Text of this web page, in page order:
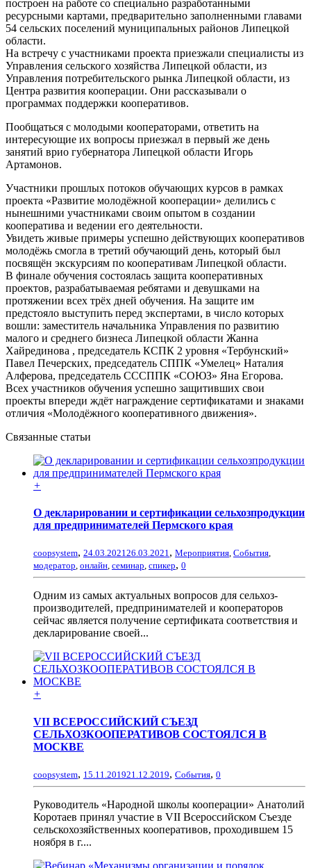
построен на работе со специально разработанными
ресурсными картами, предварительно заполненными главами
54 сельских поселений муниципальных районов Липецкой
области.
На встречу с участниками проекта приезжали специалисты из
Управления сельского хозяйства Липецкой области, из
Управления потребительского рынка Липецкой области, из
Центра развития кооперации. Они рассказывали о
программах поддержки кооперативов.
Пообщаться с молодыми кооператорами, ответить на
интересующие их вопросы приезжал в первый же день
занятий врио губернатора Липецкой области Игорь
Артамонов.
Участники прошлых потоков обучающих курсов в рамках
проекта «Развитие молодёжной кооперации» делились с
нынешними участниками своим опытом в создании
кооператива и ведении его деятельности.
Увидеть живые примеры успешно действующих кооперативов
молодёжь смогла в третий обучающий день, который был
посвящён экскурсиям по кооперативам Липецкой области.
В финале обучения состоялась защита кооперативных
проектов, разрабатываемая ребятами и девушками на
протяжении всех трёх дней обучения. На защите им
предстояло выступить перед экспертами, в число которых
вошли: заместитель начальника Управления по развитию
малого и среднего бизнеса Липецкой области Жанна
Хайрединова , председатель КСПК 2 уровня «Тербунский»
Павел Печерских, председатель СППК «Умелец» Наталия
Алферова, председатель СССППК «СОЮЗ» Яна Егорова.
Всех участников обучения успешно защитивших свои
проекты впереди ждёт награждение сертификатами и знаками
отличия «Молодёжного кооперативного движения».
Связанные статьи
+
О декларировании и сертификации сельхозпродукции
для предпринимателей Пермского края
coopsystem, 24.03.202126.03.2021, Мероприятия, События,
модератор, онлайн, семинар, спикер, 0
Одним из самых актуальных вопросов для сельхоз-
производителей, предпринимателей и кооператоров
сейчас является получение сертификата соответствия и
декларирование своей...
+
VII ВСЕРОССИЙСКИЙ СЪЕЗД
СЕЛЬХОЗКООПЕРАТИВОВ СОСТОЯЛСЯ В
МОСКВЕ
coopsystem, 15.11.201921.12.2019, События, 0
Руководитель «Народной школы кооперации» Анатолий
Коротаев принял участие в VII Всероссийском Съезде
сельскохозяйственных кооперативов, проходившем 15
ноября в г....